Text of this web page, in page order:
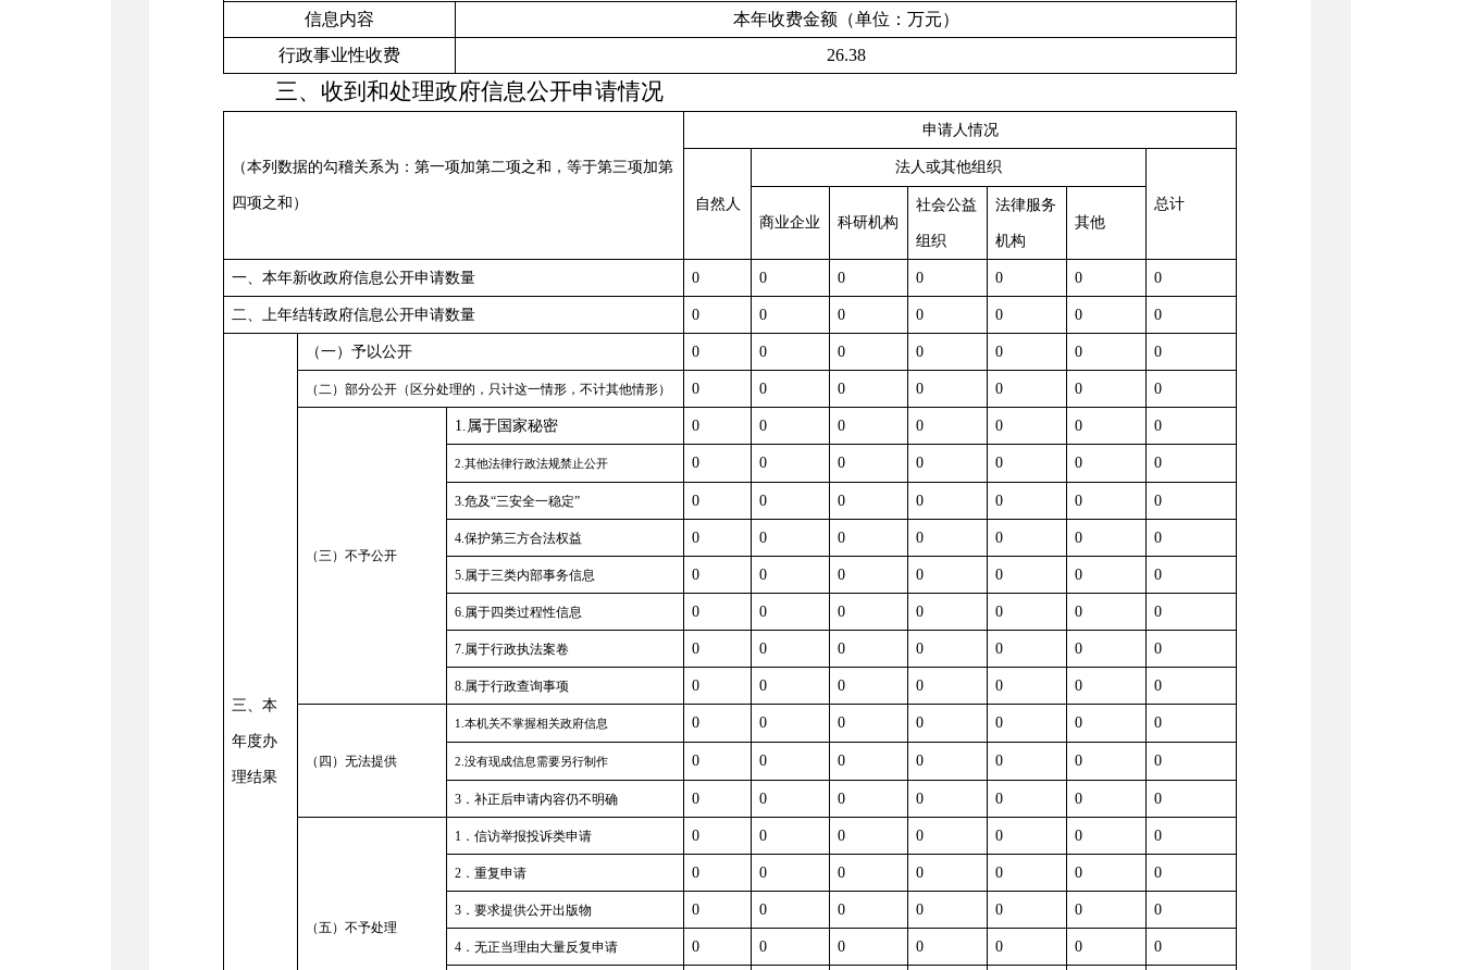
信息内容
本年收费金额（单位：万元）
行政事业性收费
26.38
三、收到和处理政府信息公开申请情况
（本列数据的勾稽关系为：第一项加第二项之和，等于第三项加第
四项之和）
申请人情况
自然人
法人或其他组织
总计
商业企业
科研机构
社会公益
组织
法律服务
机构
其他
一、本年新收政府信息公开申请数量 0 0 0 0 0 0 0
二、上年结转政府信息公开申请数量 0 0 0 0 0 0 0
三、本
年度办
理结果
（一）予以公开 0 0 0 0 0 0 0
（二）部分公开（区分处理的，只计这一情形，不计其他情形） 0 0 0 0 0 0 0
（三）不予公开
1. 属于国家秘密 0 0 0 0 0 0 0
2.其他法律行政法规禁止公开 0 0 0 0 0 0 0
3.危及“三安全一稳定” 0 0 0 0 0 0 0
4.保护第三方合法权益 0 0 0 0 0 0 0
5.属于三类内部事务信息 0 0 0 0 0 0 0
6.属于四类过程性信息 0 0 0 0 0 0 0
7.属于行政执法案卷 0 0 0 0 0 0 0
8.属于行政查询事项 0 0 0 0 0 0 0
（四）无法提供
1.本机关不掌握相关政府信息 0 0 0 0 0 0 0
2.没有现成信息需要另行制作 0 0 0 0 0 0 0
3．补正后申请内容仍不明确 0 0 0 0 0 0 0
（五）不予处理
1．信访举报投诉类申请 0 0 0 0 0 0 0
2．重复申请 0 0 0 0 0 0 0
3．要求提供公开出版物 0 0 0 0 0 0 0
4．无正当理由大量反复申请 0 0 0 0 0 0 0